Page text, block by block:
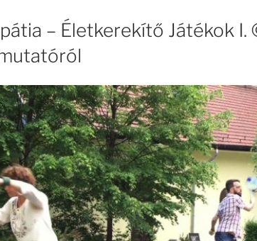
– Életkerekítő Játékok I.